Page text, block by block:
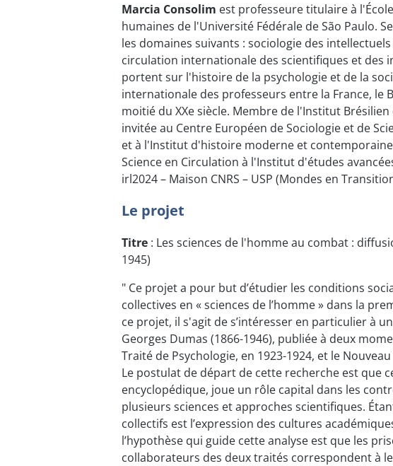
Marcia Consolim est professeure titulaire à
humaines de l'Université Fédérale de São Paulo.
les domaines suivants : sociologie des
circulation internationale des scientifiques et des
portent sur l'histoire de la psychologie et de la
internationale des professeurs entre la France, le
moitié du XXe siècle. Membre de l'Institut
invitée au Centre Européen de Sociologie et de
et à l'Institut d'histoire moderne et
Science en Circulation à l'Institut d'études
irl2024 – Maison CNRS – USP (Mondes en
Le projet
Titre : Les sciences de l'homme au combat :
1945)
" Ce projet a pour but d’étudier les conditions
collectives en « sciences de l’homme » dans la
ce projet, il s'agit de s’intéresser en particulier à
Georges Dumas (1866-1946), publiée à deux
Traité de Psychologie, en 1923-1924, et le
Le postulat de départ de cette recherche est que
encyclopédique, joue un rôle capital dans les
plusieurs sciences et approches scientifiques.
collectifs est l’expression des cultures
l’hypothèse qui guide cette analyse est que les
collaborateurs des deux traités correspondent à